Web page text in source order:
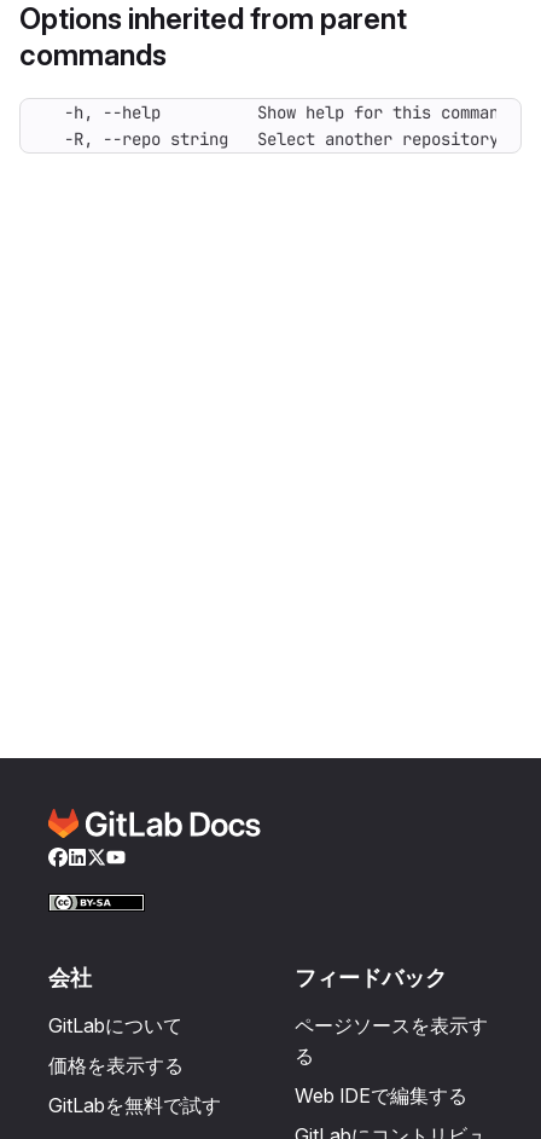
Options inherited from parent
commands
-R, --repo string   Select another repository.
Facebook
LinkedIn
Twitter
YouTube
会社
GitLabについて
価格を表示する
GitLabを無料で試す
フィードバック
ページソースを表示す
る
Web IDEで編集する